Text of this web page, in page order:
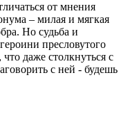
от мнения
– милая и мягкая
Но судьба и
пресловутого
даже столкнуться с
с ней - будешь